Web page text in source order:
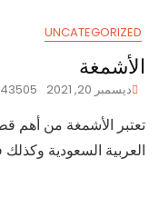
UNCATEGORIZED
الأشمغة
ديسمبر 20, 2021
تعتبر الأشمغة من أهم
العربية السعودية وكذلك